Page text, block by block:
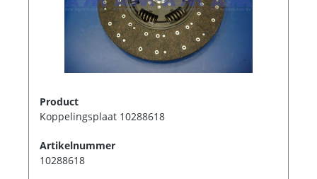
Product
Koppelingsplaat 10288618
Artikelnummer
10288618